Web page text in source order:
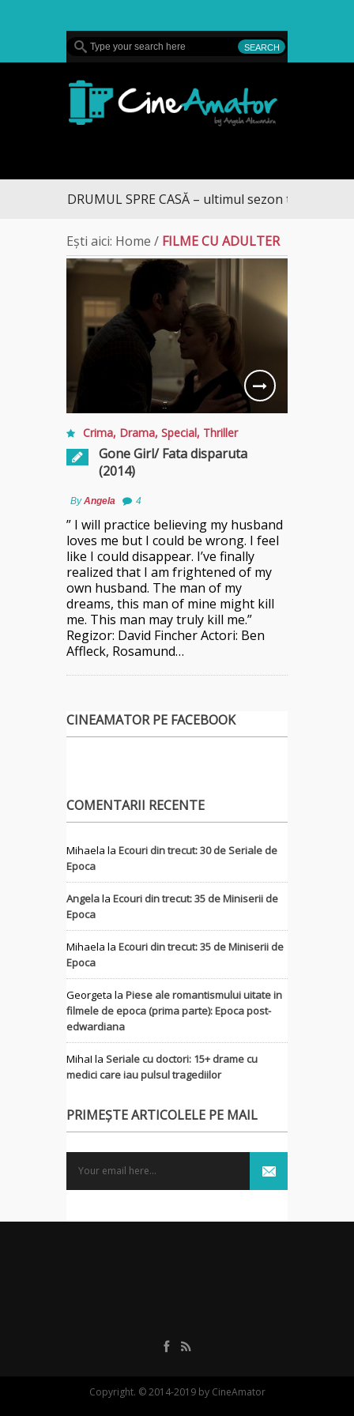
DRUMUL SPRE CASĂ – ultimul sezon te aduce la
Ești aici: Home / FILME CU ADULTER
Crima, Drama, Special, Thriller
Gone Girl/ Fata disparuta
(2014)
ByAngela 4
” I will practice believing my husband
loves me but I could be wrong. I feel
like I could disappear. I’ve finally
realized that I am frightened of my
own husband. The man of my
dreams, this man of mine might kill
me. This man may truly kill me.”
Regizor: David Fincher Actori: Ben
Affleck, Rosamund…
CINEAMATOR PE FACEBOOK
COMENTARII RECENTE
Mihaela la Ecouri din trecut: 30 de Seriale de
Epoca
Angelala Ecouri din trecut: 35 de Miniserii de
Epoca
Mihaela la Ecouri din trecut: 35 de Miniserii de
Epoca
Georgeta la Piese ale romantismului uitate in
filmele de epoca (prima parte): Epoca post-
edwardiana
MihaI la Seriale cu doctori: 15+ drame cu
medici care iau pulsul tragediilor
PRIMEȘTE ARTICOLELE PE MAIL
Copyright. © 2014-2019 by CineAmator